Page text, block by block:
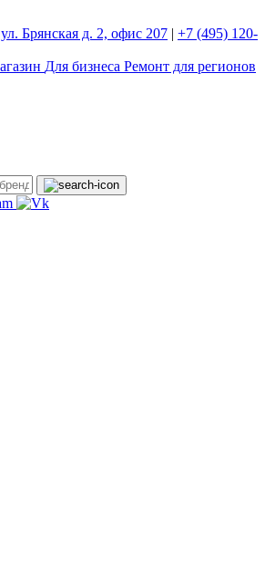
Брянская д. 2, офис 207 | +7 (495) 120-
Для бизнеса Ремонт для регионов